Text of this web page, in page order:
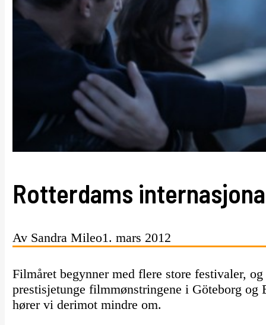
Rotterdams
Av Sandra Mileo1. mars 2012
Filmåret begynner med flere store festivaler,
prestisjetunge filmmønstringene i Göteborg
hører vi derimot mindre om.